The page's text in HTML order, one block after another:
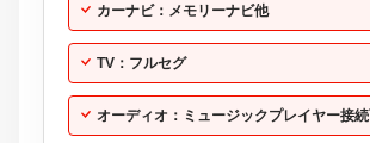
カーナビ：メモリーナビ他
TV：フルセグ
オーディオ：ミュージックプレイヤー接